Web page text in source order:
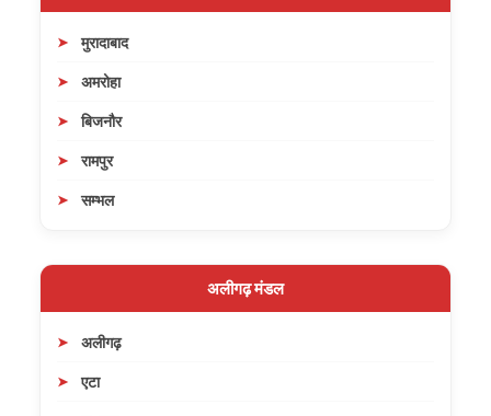
मुरादाबाद
अमरोहा
बिजनौर
रामपुर
सम्भल
अलीगढ़ मंडल
अलीगढ़
एटा